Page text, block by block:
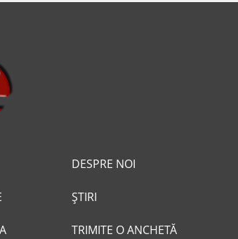
DESPRE NOI
ȘTIRI
TRIMITE O ANCHETĂ